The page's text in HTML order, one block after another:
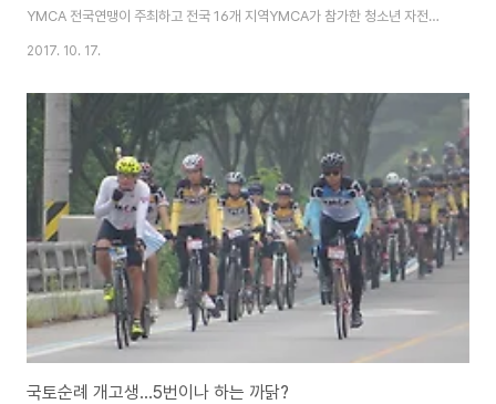
YMCA 전국연맹이 주최하고 전국 16개 지역YMCA가 참가한 청소년 자전거
국토순례에는 1그룹 120여명, 2그룹 120여명이 참가하였습니다. 2005년
2017년 청소년 자전거 국토 순례단은 "생명의 어울림, 평화의 발구름"을 주제
로 전라남북도 일원의 근현대 역사와 민주주의의 현장을 자전거로 달렸습니다
7월 25일(1그룹)과 26일(2그룹)로 나뉘어 김제 모악산을 출발한 청소년 자전
거 국토순례단은 군산 – 고창 – 목포 – 장흥 – 순천 – 곡성을 거쳐 광주광역시
518민주광장..
2017. 10. 17.
국토순례 개고생...5번이나 하는 까닭?